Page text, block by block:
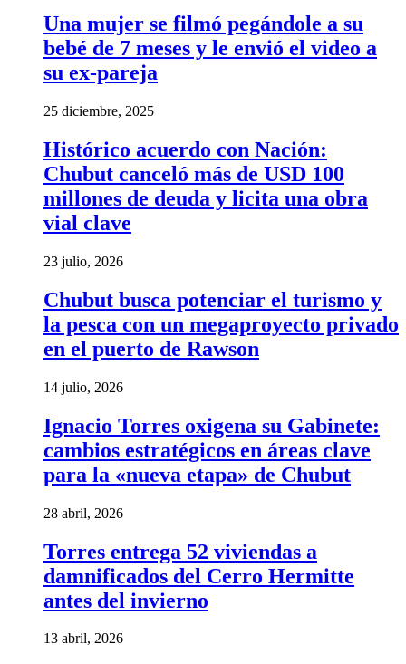
Una mujer se filmó pegándole a su
bebé de 7 meses y le envió el video a
su ex-pareja
25 diciembre, 2025
Histórico acuerdo con Nación:
Chubut canceló más de USD 100
millones de deuda y licita una obra
vial clave
23 julio, 2026
Chubut busca potenciar el turismo y
la pesca con un megaproyecto privado
en el puerto de Rawson
14 julio, 2026
Ignacio Torres oxigena su Gabinete:
cambios estratégicos en áreas clave
para la «nueva etapa» de Chubut
28 abril, 2026
Torres entrega 52 viviendas a
damnificados del Cerro Hermitte
antes del invierno
13 abril, 2026